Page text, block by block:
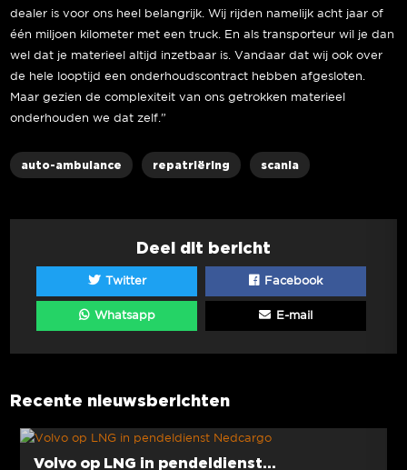
dealer is voor ons heel belangrijk. Wij rijden namelijk acht jaar of
één miljoen kilometer met een truck. En als transporteur wil je dan
wel dat je materieel altijd inzetbaar is. Vandaar dat wij ook over
de hele looptijd een onderhoudscontract hebben afgesloten.
Maar gezien de complexiteit van ons getrokken materieel
onderhouden we dat zelf.”
auto-ambulance repatriëring scania
Deel dit bericht
Twitter Facebook
Whatsapp E-mail
Recente nieuwsberichten
Volvo op LNG in pendeldienst...